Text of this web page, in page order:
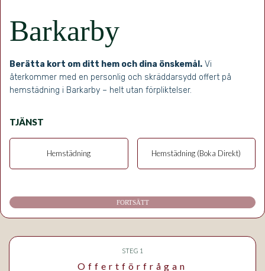
Barkarby
Berätta kort om ditt hem och dina önskemål. Vi
återkommer med en personlig och skräddarsydd offert på
hemstädning i Barkarby – helt utan förpliktelser.
TJÄNST
Hemstädning Hemstädning (Boka Direkt)
FORTSÄTT
STEG 1
Offertförfrågan